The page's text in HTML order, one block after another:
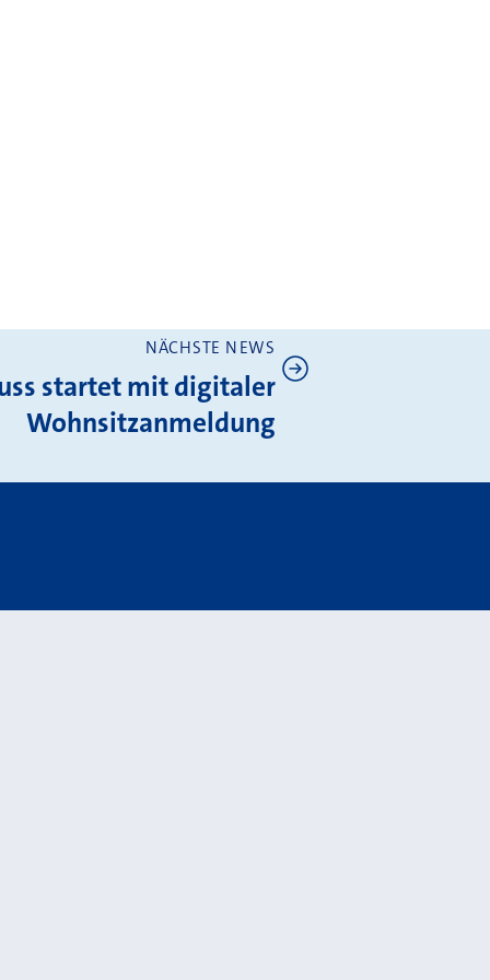
NÄCHSTE NEWS
startet mit digitaler
Wohnsitzanmeldung